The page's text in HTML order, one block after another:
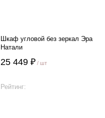
Шкаф угловой без зеркал Эра
Натали
25 449 ₽ / шт
Рейтинг: